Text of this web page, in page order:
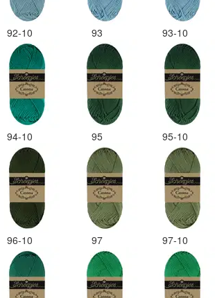
92-10 93 93-10
94-10 95 95-10
96-10 97 97-10